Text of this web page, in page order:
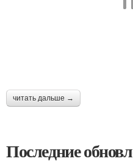
читать дальше →
Последние